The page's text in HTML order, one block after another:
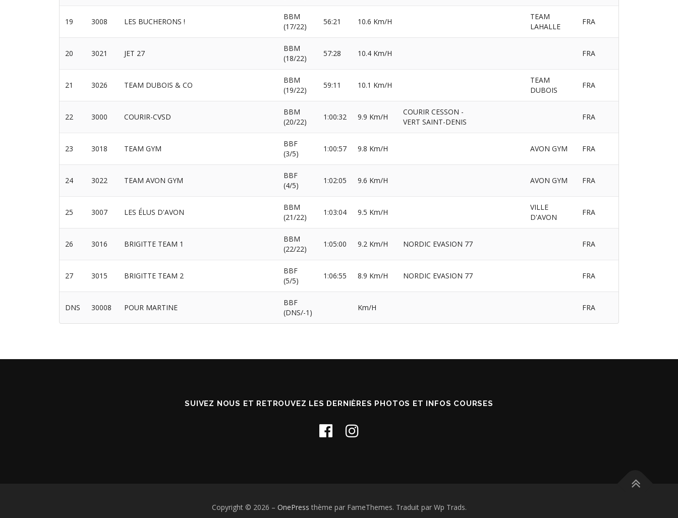
19 3008 LES BUCHERONS !
BBM
(17/22)
56:21 10.6 Km/H
TEAM
LAHALLE
FRA
20 3021 JET 27
BBM
(18/22)
57:28 10.4 Km/H FRA
21 3026 TEAM DUBOIS & CO
BBM
(19/22)
59:11 10.1 Km/H
TEAM
DUBOIS
FRA
22 3000 COURIR-CVSD
BBM
(20/22)
1:00:32 9.9 Km/H
COURIR CESSON -
VERT SAINT-DENIS
FRA
23 3018 TEAM GYM
BBF
(3/5)
1:00:57 9.8 Km/H AVON GYM FRA
24 3022 TEAM AVON GYM
BBF
(4/5)
1:02:05 9.6 Km/H AVON GYM FRA
25 3007 LES ÉLUS D'AVON
BBM
(21/22)
1:03:04 9.5 Km/H
VILLE
D'AVON
FRA
26 3016 BRIGITTE TEAM 1
BBM
(22/22)
1:05:00 9.2 Km/H NORDIC EVASION 77 FRA
27 3015 BRIGITTE TEAM 2
BBF
(5/5)
1:06:55 8.9 Km/H NORDIC EVASION 77 FRA
DNS 30008 POUR MARTINE
BBF
(DNS/-1)
Km/H FRA
SUIVEZ NOUS ET RETROUVEZ LES DERNIÈRES PHOTOS ET INFOS COURSES
Copyright © 2026 – OnePress thème par FameThemes. Traduit par Wp Trads.